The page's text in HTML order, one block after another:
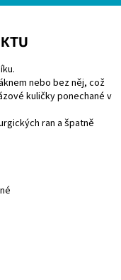
nebo bez něj, což
kuličky ponechané v
ran a špatně